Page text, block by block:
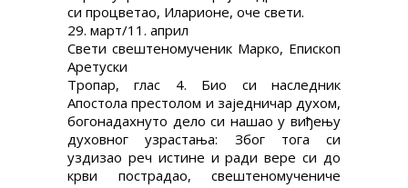
си процветао, Иларионе, оче свети.
29. март/11. април
Свети свештеномученик Марко, Епископ
Аретуски
Тропар, глас 4. Био си наследник
Апостола престолом и заједничар духом,
богонадахнуто дело си нашао у виђењу
духовног узрастања: Због тога си
уздизао реч истине и ради вере си до
крви пострадао, свештеномучениче